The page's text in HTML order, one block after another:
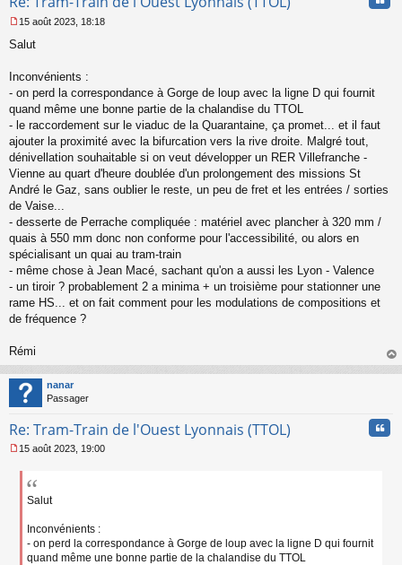
e
g
e
n
o
n
u
15 août 2023, 18:18
Salut
Inconvénients :
- on perd la correspondance à Gorge de loup avec la ligne D qui fournit
quand même une bonne partie de la chalandise du TTOL
- le raccordement sur le viaduc de la Quarantaine, ça promet... et il faut
ajouter la proximité avec la bifurcation vers la rive droite. Malgré tout,
dénivellation souhaitable si on veut développer un RER Villefranche -
Vienne au quart d'heure doublée d'un prolongement des missions St
André le Gaz, sans oublier le reste, un peu de fret et les entrées / sorties
de Vaise...
- desserte de Perrache compliquée : matériel avec plancher à 320 mm /
quais à 550 mm donc non conforme pour l'accessibilité, ou alors en
spécialisant un quai au tram-train
- même chose à Jean Macé, sachant qu'on a aussi les Lyon - Valence
- un tiroir ? probablement 2 a minima + un troisième pour stationner une
rame HS... et on fait comment pour les modulations de compositions et
de fréquence ?
Rémi
au
nanar
Passager
Re: Tram-Train de l'Ouest Lyonnais (TTOL)
e
15 août 2023, 19:00
Salut
Inconvénients :
- on perd la correspondance à Gorge de loup avec la ligne D qui fournit
quand même une bonne partie de la chalandise du TTOL